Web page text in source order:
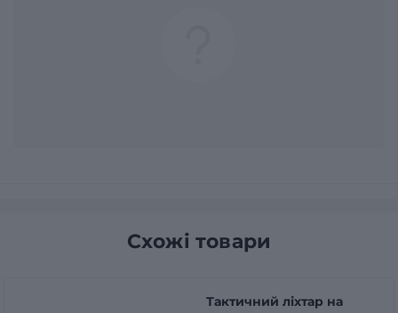
Схожі товари
Тактичний ліхтар на